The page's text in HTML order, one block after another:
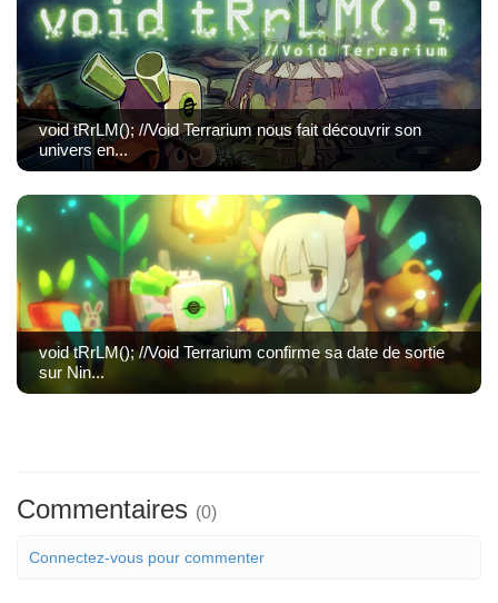
void tRrLM(); //Void Terrarium nous fait découvrir son
univers en...
void tRrLM(); //Void Terrarium confirme sa date de sortie
sur Nin...
Commentaires (0)
Connectez-vous pour commenter